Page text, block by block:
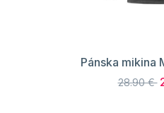
Pánska mikina
28.90 €